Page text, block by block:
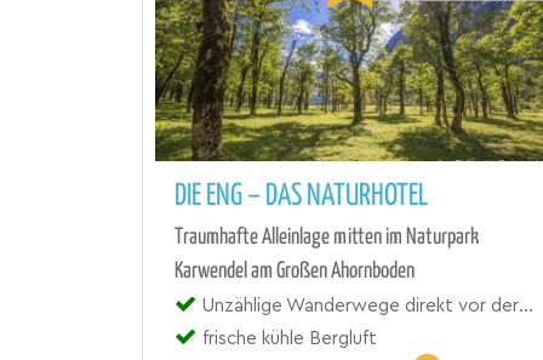
DIE ENG – DAS NATURHOTEL
Traumhafte Alleinlage mitten im Naturpark
Karwendel am Großen Ahornboden
Unzählige Wanderwege direkt vor der Tür
frische kühle Bergluft